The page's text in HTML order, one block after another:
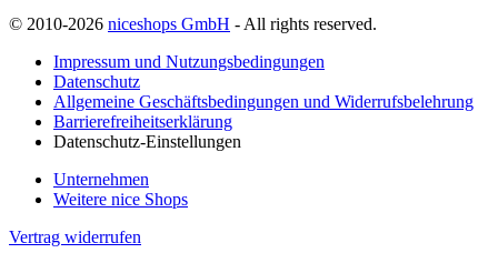
© 2010-2026 niceshops GmbH - All rights reserved.
Impressum und Nutzungsbedingungen
Datenschutz
Allgemeine Geschäftsbedingungen und Widerrufsbelehrung
Barrierefreiheitserklärung
Datenschutz-Einstellungen
Unternehmen
Weitere nice Shops
Vertrag widerrufen